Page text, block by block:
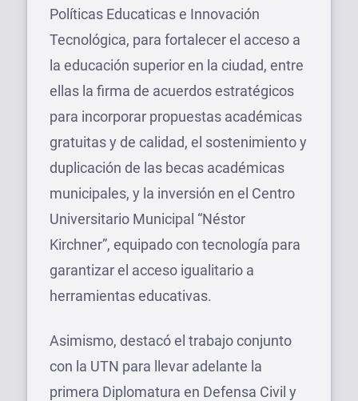
Políticas Educaticas e Innovación
Tecnológica, para fortalecer el acceso a
la educación superior en la ciudad, entre
ellas la firma de acuerdos estratégicos
para incorporar propuestas académicas
gratuitas y de calidad, el sostenimiento y
duplicación de las becas académicas
municipales, y la inversión en el Centro
Universitario Municipal “Néstor
Kirchner”, equipado con tecnología para
garantizar el acceso igualitario a
herramientas educativas.
Asimismo, destacó el trabajo conjunto
con la UTN para llevar adelante la
primera Diplomatura en Defensa Civil y